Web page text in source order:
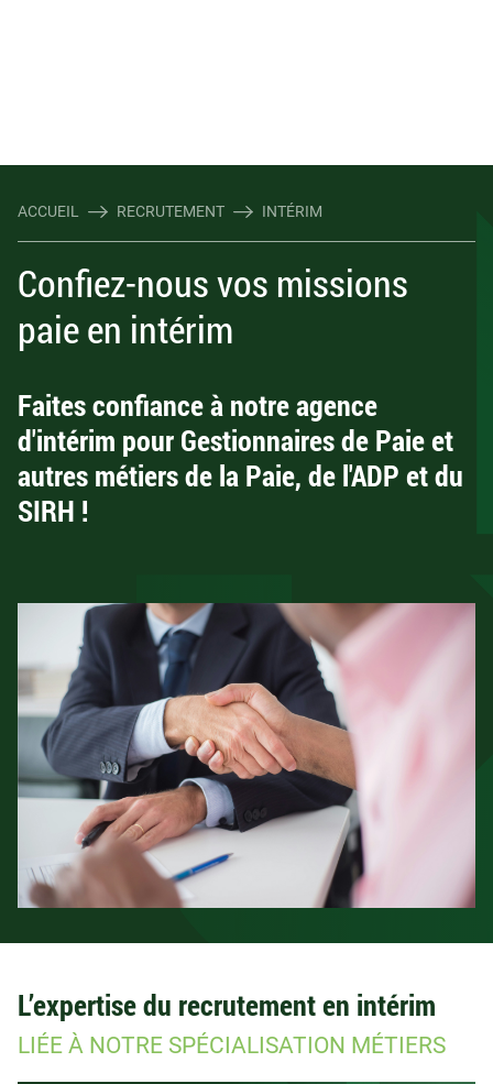
ACCUEIL RECRUTEMENT INTÉRIM
Confiez-nous vos missions
paie en intérim
Faites confiance à notre agence
d'intérim pour Gestionnaires de Paie et
autres métiers de la Paie, de l'ADP et du
SIRH !
L’expertise du recrutement en intérim
LIÉE À NOTRE SPÉCIALISATION MÉTIERS